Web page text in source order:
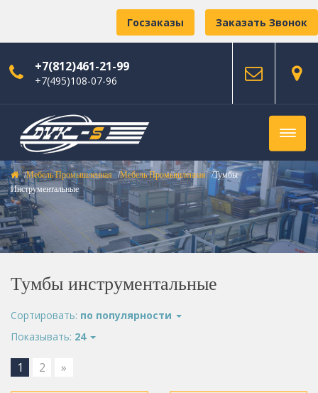
Заказать Звонок
Госзаказы
+7(812)461-21-99
+7(495)108-07-96
Мебель Промышленная Мебель Промышленная
Тумбы
Инструментальные
Тумбы инструментальные
Сортировать: по популярности
Показывать: 24
1 2 »